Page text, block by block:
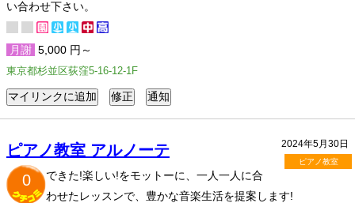
い合わせ下さい。
月謝 5,000 円～
東京都杉並区荻窪5-16-12-1F
2024年5月30日
ピアノ教室
ピアノ教室 アルノーテ
0
できた!楽しい!をモットーに、一人一人に合
わせたレッスンで、豊かな音楽生活を提案します!